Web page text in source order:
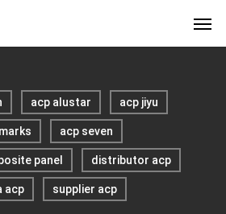
acp alustar acp jiyu
acp seven
panel distributor acp
acp supplier acp